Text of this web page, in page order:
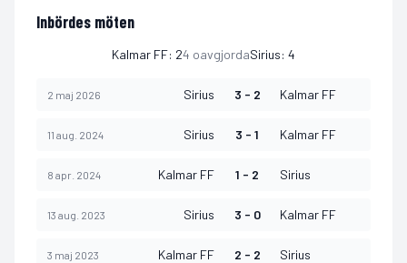
Inbördes möten
Kalmar FF: 24 oavgjordaSirius: 4
2 maj 2026 Sirius 3 - 2 Kalmar FF
11 aug. 2024 Sirius 3 - 1 Kalmar FF
8 apr. 2024 Kalmar FF 1 - 2 Sirius
13 aug. 2023 Sirius 3 - 0 Kalmar FF
3 maj 2023 Kalmar FF 2 - 2 Sirius